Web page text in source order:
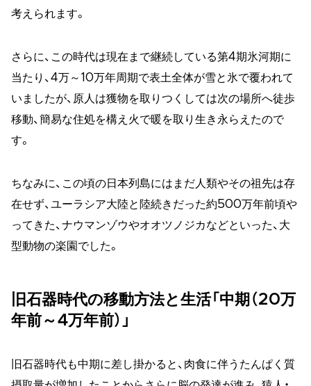
考えられます。
さらに、この時代は現在まで継続している第4期氷河期に
当たり、4万～10万年周期で表土全体が雪と氷で覆われて
いましたが、原人は獲物を取りつくしては次の場所へ徒歩
移動、簡易な住処を構え火で暖を取り生き永らえたので
す。
ちなみに、この頃の日本列島にはまだ人類やその祖先は存
在せず、ユーラシア大陸と陸続きだった約500万年前頃や
ってきた、ナウマンゾウやオオツノジカなどといった、大
型動物の楽園でした。
旧石器時代の移動方法と生活「中期（20万
年前～4万年前）」
旧石器時代も中期に差し掛かると、肉食に伴うたんぱく質